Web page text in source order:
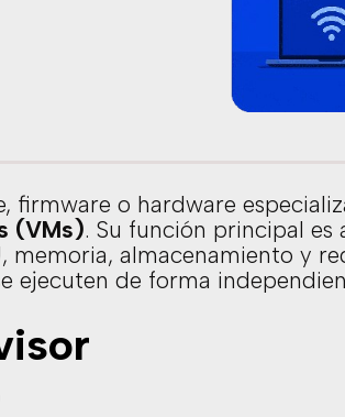
firmware o hardware
(VMs). Su función principal es
memoria, almacenamiento y
ejecuten de forma